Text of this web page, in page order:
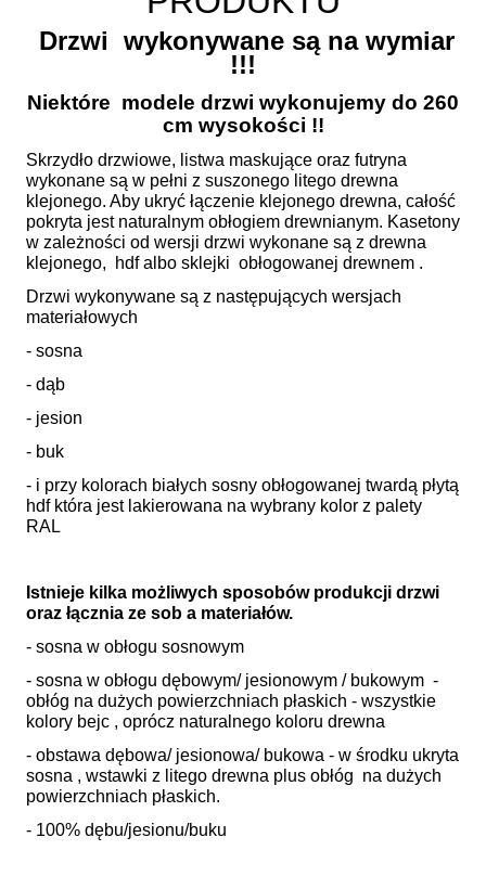
Drzwi wykonywane są na wymiar
!!!
Niektóre modele drzwi wykonujemy do 260
cm wysokości !!
Skrzydło drzwiowe, listwa maskujące oraz futryna
wykonane są w pełni z suszonego litego drewna
klejonego. Aby ukryć łączenie klejonego drewna, całość
pokryta jest naturalnym obłogiem drewnianym. Kasetony
w zależności od wersji drzwi wykonane są z drewna
klejonego, hdf albo sklejki obłogowanej drewnem .
Drzwi wykonywane są z następujących wersjach
materiałowych
- sosna
- dąb
- jesion
- buk
- i przy kolorach białych sosny obłogowanej twardą płytą
hdf która jest lakierowana na wybrany kolor z palety
RAL
Istnieje kilka możliwych sposobów produkcji drzwi
oraz łącznia ze sob a materiałów.
- sosna w obłogu sosnowym
- sosna w obłogu dębowym/ jesionowym / bukowym -
obłóg na dużych powierzchniach płaskich - wszystkie
kolory bejc , oprócz naturalnego koloru drewna
- obstawa dębowa/ jesionowa/ bukowa - w środku ukryta
sosna , wstawki z litego drewna plus obłóg na dużych
powierzchniach płaskich.
- 100% dębu/jesionu/buku